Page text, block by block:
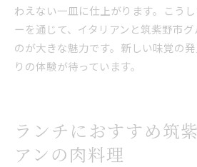
わえない一皿に仕上がります。こう
ーを通じて、イタリアンと筑紫野市
のが大きな魅力です。新しい味覚の
りの体験が待っています。
ランチにおすすめ筑
アンの肉料理